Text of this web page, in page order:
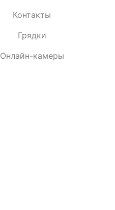
Контакты
Грядки
Онлайн-камеры